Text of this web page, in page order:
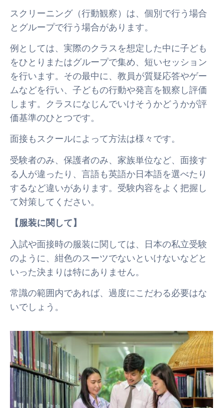
スクリーニング（行動観察）は、個別で行う場合
とグループで行う場合があります。
例としては、実際のクラスを想定した中に子ども
をひとりまたはグループで集め、短いセッション
を行います。その最中に、教員が質疑応答やゲー
ムなどを行い、子どもの行動や発言を観察し評価
します。クラスになじんでいけそうかどうかが評
価基準のひとつです。
面接もスクールによって方法は様々です。
受験者のみ、保護者のみ、家族単位など、面接す
る人が違ったり、言語も英語か日本語を選べたり
するなど違いがあります。受験内容をよく把握し
て対策してください。
【服装に関して】
入試や面接時の服装に関しては、日本の私立受験
のように、紺色のスーツでないといけないなどと
いった決まりは特にありません。
常識の範囲内であれば、過度にこだわる必要はな
いでしょう。